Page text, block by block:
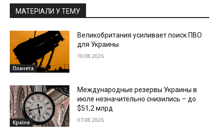
МАТЕРІАЛИ У ТЕМУ
Планета
Великобритания усиливает поиск ПВО
для Украины
10.08.2026
Країна
Международные резервы Украины в
июле незначительно снизились – до
$51,2 млрд
07.08.2026